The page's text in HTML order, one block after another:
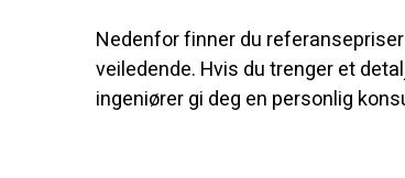
Nedenfor finner du
veiledende. Hvis du trenger et
ingeniører gi deg en personlig